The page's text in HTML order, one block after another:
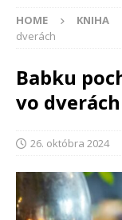
HOME KNIHA
dverách
Babku
vo dverách
26. októbra 2024